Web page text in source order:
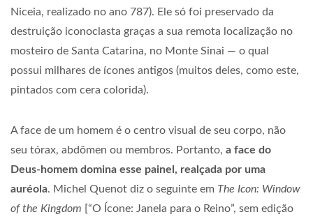
Niceia, realizado no ano 787). Ele só foi preservado da
destruição iconoclasta graças a sua remota localização no
mosteiro de Santa Catarina, no Monte Sinai — o qual
possui milhares de ícones antigos (muitos deles, como este,
pintados com cera colorida).
A face de um homem é o centro visual de seu corpo, não
seu tórax, abdômen ou membros. Portanto, a face do
Deus-homem domina esse painel, realçada por uma
auréola. Michel Quenot diz o seguinte em The Icon: Window
of the Kingdom [“O Ícone: Janela para o Reino”, sem edição